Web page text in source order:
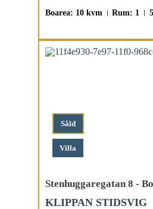
Boarea: 10 kvm Rum: 1
Såld
Villa
Stenhuggaregatan 8 -
KLIPPAN STIDSVIG